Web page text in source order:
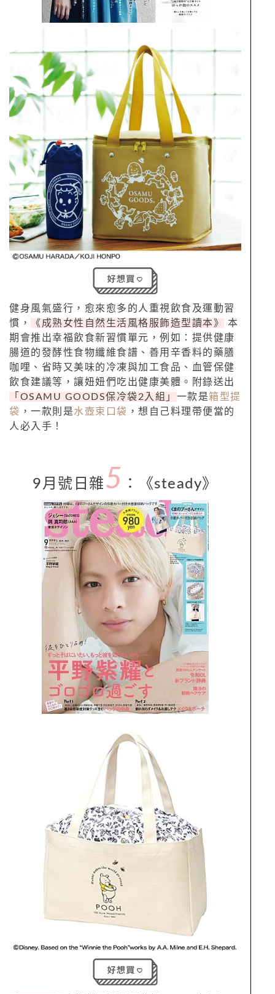
健身風氣盛行，愈來愈多的人重視飲食及運動習
慣，
《成熟女性自然生活風格服飾造型讀本》
本
期會推出幸福飲食新習慣單元，例如：提供健康
腸道的發酵性食物纖維食譜、善用辛香料的藥膳
咖哩、省時又美味的冷凍與加工食品、血管保健
飲食建議等，讓妞妞們吃出健康美體。附錄送出
「OSAMU GOODS保冷袋2入組」 一款是箱型提
袋 ，一款則是水壺束口袋 ，想自己料理帶便當的
人必入手！
9月號日雜 5 ： 《steady》